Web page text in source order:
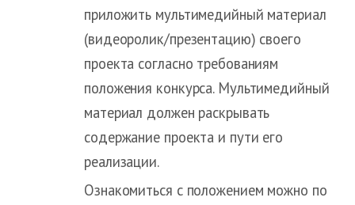
приложить мультимедийный материал
(видеоролик/презентацию) своего
проекта согласно требованиям
положения конкурса. Мультимедийный
материал должен раскрывать
содержание проекта и пути его
реализации.
Ознакомиться с положением можно по